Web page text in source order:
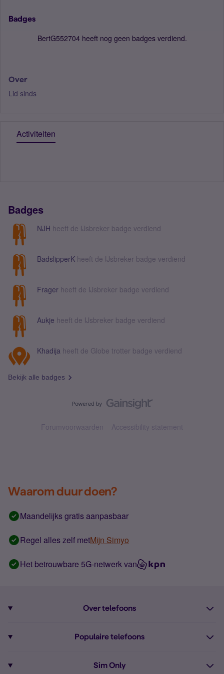
Badges
BertG552704 heeft nog geen badges verdiend.
Over
Lid sinds
Activiteiten
Badges
NJH heeft de IJsbreker badge verdiend
BadslipperK heeft de IJsbreker badge verdiend
Frager heeft de IJsbreker badge verdiend
Aukje heeft de IJsbreker badge verdiend
Khadija heeft de Globe trotter badge verdiend
Bekijk alle badges
Forumvoorwaarden Accessibility statement
Waarom duur doen?
Maandelijks gratis aanpasbaar
Regel alles zelf metMijn Simyo
Het betrouwbare 5G-netwerk van
Over telefoons
Alle telefoons
Populaire telefoons
Sim Only